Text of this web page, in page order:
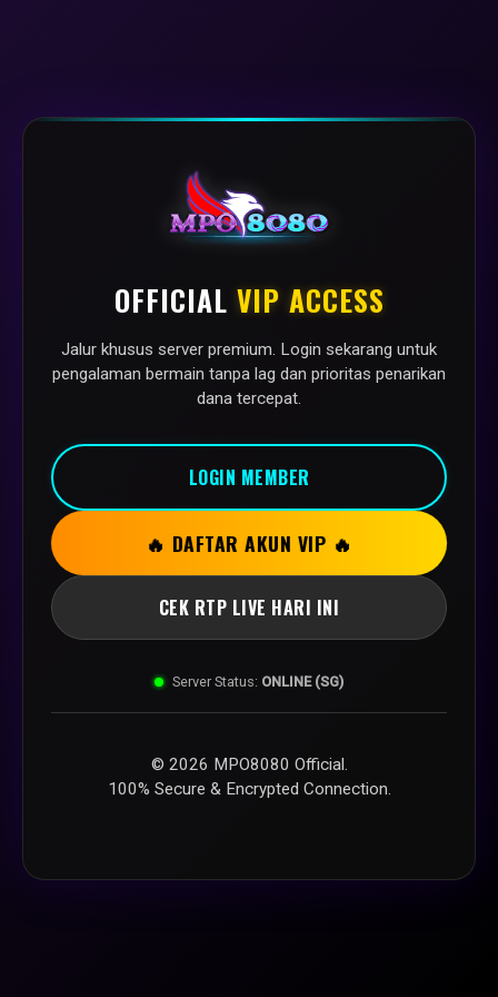
OFFICIAL VIP ACCESS
Jalur khusus server premium. Login sekarang untuk
pengalaman bermain tanpa lag dan prioritas penarikan
dana tercepat.
LOGIN MEMBER
🔥 DAFTAR AKUN VIP 🔥
CEK RTP LIVE HARI INI
Server Status: ONLINE (SG)
© 2026 MPO8080 Official.
100% Secure & Encrypted Connection.